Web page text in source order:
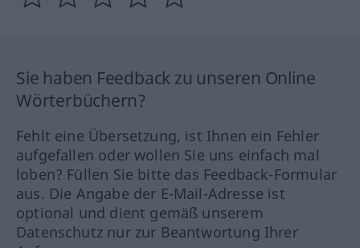
Sie haben Feedback zu unseren Online
Wörterbüchern?
Fehlt eine Übersetzung, ist Ihnen ein Fehler
aufgefallen oder wollen Sie uns einfach mal
loben? Füllen Sie bitte das Feedback-Formular
aus. Die Angabe der E-Mail-Adresse ist
optional und dient gemäß unserem
Datenschutz nur zur Beantwortung Ihrer